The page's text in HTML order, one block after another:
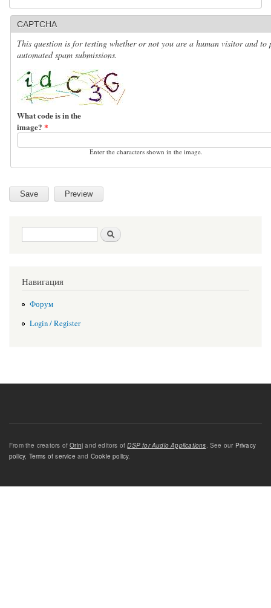
CAPTCHA
This question is for testing whether or not you are a human visitor and to
automated spam submissions.
What code is in the
image? *
Enter the characters shown in the image.
Search form
Навигация
Форум
Login / Register
From the creators ofOrinj and editors ofDSP for Audio Applications. See our Privacy
policy, Terms of service and Cookie policy.